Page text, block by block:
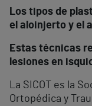
Los tipos de
el aloinjerto y el
Estas técnicas
lesiones en
La SICOT es la
Ortopédica y